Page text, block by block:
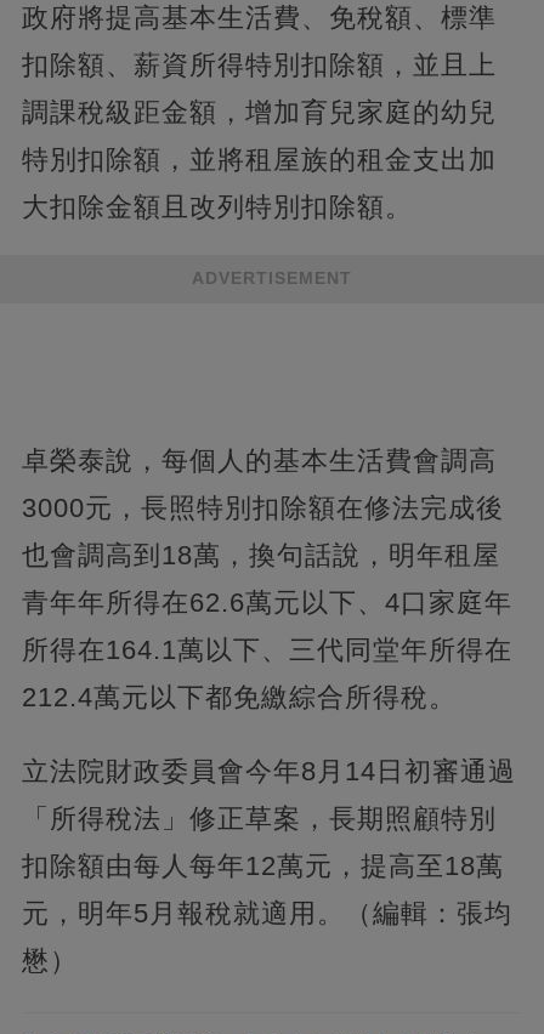
政府將提高基本生活費、免稅額、標準
扣除額、薪資所得特別扣除額，並且上
調課稅級距金額，增加育兒家庭的幼兒
特別扣除額，並將租屋族的租金支出加
大扣除金額且改列特別扣除額。
ADVERTISEMENT
卓榮泰說，每個人的基本生活費會調高
3000元，長照特別扣除額在修法完成後
也會調高到18萬，換句話說，明年租屋
青年年所得在62.6萬元以下、4口家庭年
所得在164.1萬以下、三代同堂年所得在
212.4萬元以下都免繳綜合所得稅。
立法院財政委員會今年8月14日初審通過
「所得稅法」修正草案，長期照顧特別
扣除額由每人每年12萬元，提高至18萬
元，明年5月報稅就適用。（編輯：張均
懋）